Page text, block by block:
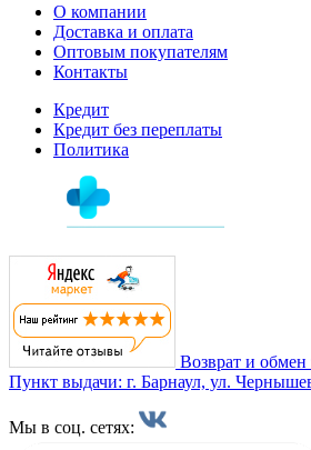
О компании
Доставка и оплата
Оптовым покупателям
Контакты
Кредит
Кредит без переплаты
Политика
Возврат и обмен
Пункт выдачи: г. Барнаул, ул.
Мы в соц. сетях: